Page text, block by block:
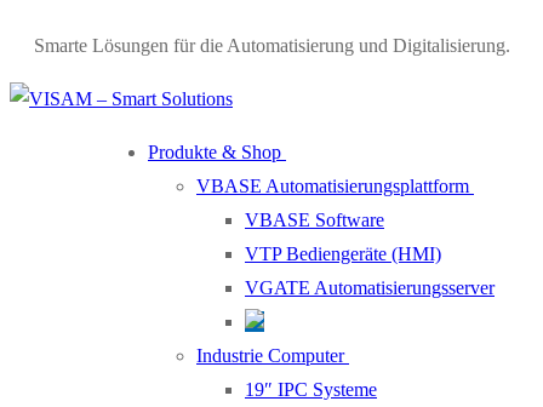
Smarte Lösungen für die Automatisierung und Digitalisierung.
Produkte & Shop
VBASE Automatisierungsplattform
VBASE Software
VTP Bediengeräte (HMI)
VGATE Automatisierungsserver
Industrie Computer
19″ IPC Systeme